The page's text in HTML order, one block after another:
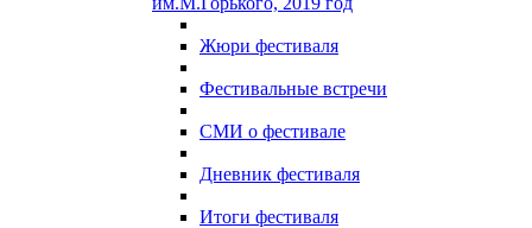
Жюри фестиваля
Фестивальные встречи
СМИ о фестивале
Дневник фестиваля
Итоги фестиваля